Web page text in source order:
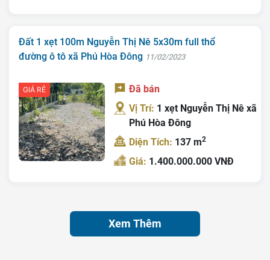
Đất 1 xẹt 100m Nguyễn Thị Nê 5x30m full thổ
đường ô tô xã Phú Hòa Đông 11/02/2023
GIÁ RẺ
Đã bán
Vị Trí: 1 xẹt Nguyễn Thị Nê xã
Phú Hòa Đông
Diện Tích: 137 m2
Giá: 1.400.000.000 VNĐ
Xem Thêm